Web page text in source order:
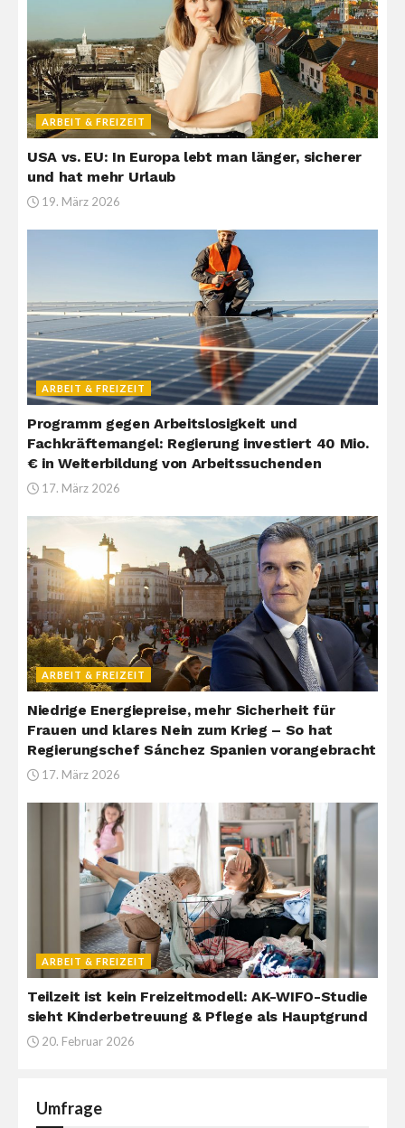
ARBEIT & FREIZEIT
USA vs. EU: In Europa lebt man länger, sicherer
und hat mehr Urlaub
19. März 2026
ARBEIT & FREIZEIT
Programm gegen Arbeitslosigkeit und
Fachkräftemangel: Regierung investiert 40 Mio.
€ in Weiterbildung von Arbeitssuchenden
17. März 2026
ARBEIT & FREIZEIT
Niedrige Energiepreise, mehr Sicherheit für
Frauen und klares Nein zum Krieg – So hat
Regierungschef Sánchez Spanien vorangebracht
17. März 2026
ARBEIT & FREIZEIT
Teilzeit ist kein Freizeitmodell: AK-WIFO-Studie
sieht Kinderbetreuung & Pflege als Hauptgrund
20. Februar 2026
Umfrage